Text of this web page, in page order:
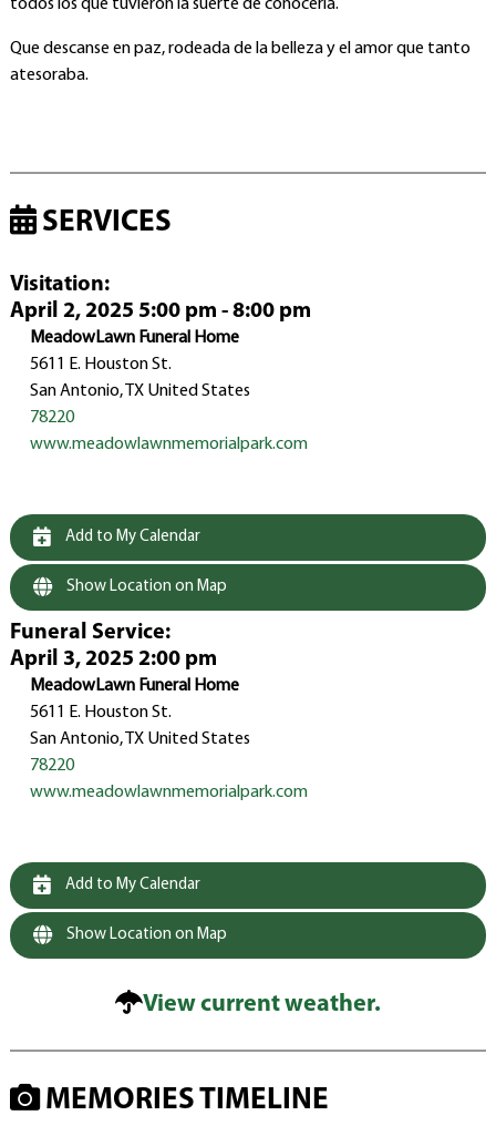
todos los que tuvieron la suerte de conocerla.
Que descanse en paz, rodeada de la belleza y el amor que tanto
atesoraba.
SERVICES
Visitation:
April 2, 2025 5:00 pm - 8:00 pm
MeadowLawn Funeral Home
5611 E. Houston St.
San Antonio, TX United States
78220
www.meadowlawnmemorialpark.com
Add to My Calendar
Show Location on Map
Funeral Service:
April 3, 2025 2:00 pm
MeadowLawn Funeral Home
5611 E. Houston St.
San Antonio, TX United States
78220
www.meadowlawnmemorialpark.com
Add to My Calendar
Show Location on Map
View current weather.
MEMORIES TIMELINE